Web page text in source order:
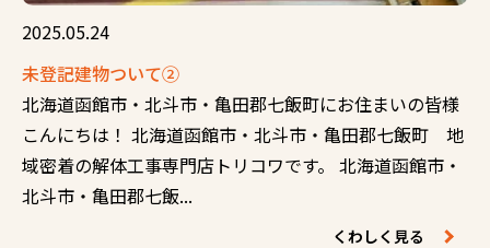
2025.05.24
未登記建物ついて②
北海道函館市・北斗市・亀田郡七飯町にお住まいの皆様
こんにちは！ 北海道函館市・北斗市・亀田郡七飯町 地
域密着の解体工事専門店トリコワです。 北海道函館市・
北斗市・亀田郡七飯...
くわしく見る